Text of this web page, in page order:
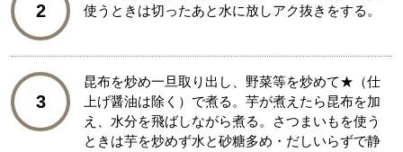
2
使うときは切ったあと水に放しアク抜きをする。
3
昆布を炒め一旦取り出し、野菜等を炒めて★（仕
上げ醤油は除く）で煮る。芋が煮えたら昆布を加
え、水分を飛ばしながら煮る。さつまいもを使う
ときは芋を炒めず水と砂糖多め・だしいらずで静